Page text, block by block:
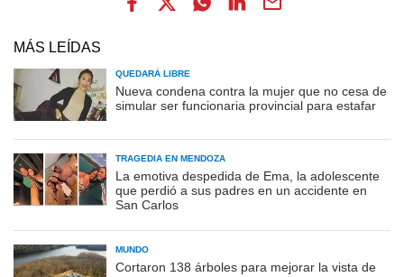
MÁS LEÍDAS
QUEDARÁ LIBRE
Nueva condena contra la mujer que no cesa de
simular ser funcionaria provincial para estafar
TRAGEDIA EN MENDOZA
La emotiva despedida de Ema, la adolescente
que perdió a sus padres en un accidente en
San Carlos
MUNDO
Cortaron 138 árboles para mejorar la vista de